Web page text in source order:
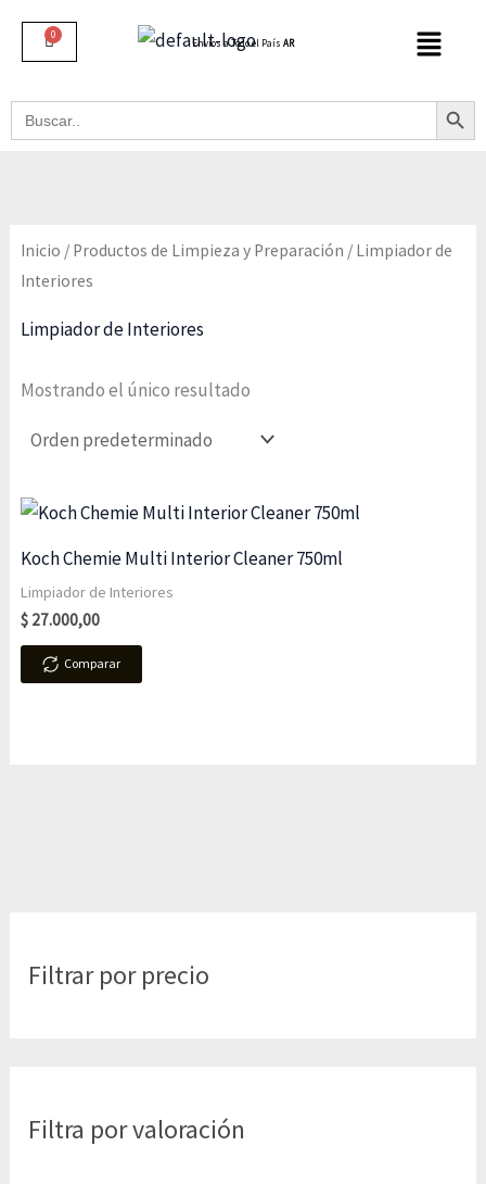
Envíos a Todo el País AR
Buscar: Botón De
Inicio / Productos de Limpieza y Preparación / Limpiador de
Interiores
Limpiador de Interiores
Mostrando el único resultado
Koch Chemie Multi Interior Cleaner 750ml
Limpiador de Interiores
$ 27.000,00
Comparar
Filtrar por precio
Filtra por valoración